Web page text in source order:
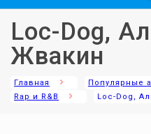
Loc-Dog,
Жвакин
Главная
Популярные
Rap и R&B
Loc-Dog,